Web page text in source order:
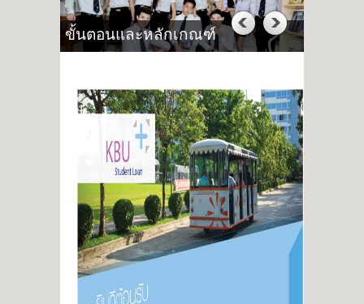
ขั้นตอนและหลักเกณฑ์
"กยศ. กรอ. เพื่อชาติ" สร้างความรับ
ผิดชอบ ผู้กู้ยืมชำระหนี้